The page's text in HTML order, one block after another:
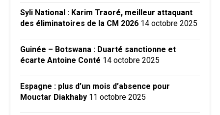
Syli National : Karim Traoré, meilleur attaquant
des éliminatoires de la CM 2026 14 octobre 2025
Guinée – Botswana : Duarté sanctionne et
écarte Antoine Conté 14 octobre 2025
Espagne : plus d’un mois d’absence pour
Mouctar Diakhaby 11 octobre 2025